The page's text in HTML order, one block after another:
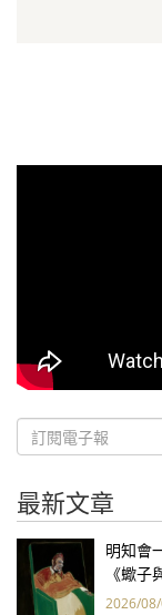
最新文章
明知會
《蠍
2026/